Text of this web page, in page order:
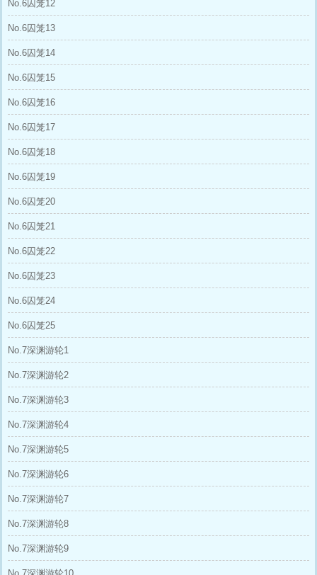
No.6囚笼12
No.6囚笼13
No.6囚笼14
No.6囚笼15
No.6囚笼16
No.6囚笼17
No.6囚笼18
No.6囚笼19
No.6囚笼20
No.6囚笼21
No.6囚笼22
No.6囚笼23
No.6囚笼24
No.6囚笼25
No.7深渊游轮1
No.7深渊游轮2
No.7深渊游轮3
No.7深渊游轮4
No.7深渊游轮5
No.7深渊游轮6
No.7深渊游轮7
No.7深渊游轮8
No.7深渊游轮9